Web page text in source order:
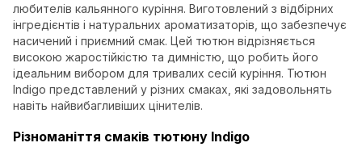
любителів кальянного куріння. Виготовлений з відбірних
інгредієнтів і натуральних ароматизаторів, що забезпечує
насичений і приємний смак. Цей тютюн відрізняється
високою жаростійкістю та димністю, що робить його
ідеальним вибором для тривалих сесій куріння. Тютюн
Indigo представлений у різних смаках, які задовольнять
навіть найвибагливіших цінителів.
Різноманіття смаків тютюну Indigo